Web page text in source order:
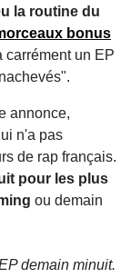
la routine du
bonus
carrément un EP
annonce,
n'a pas
de rap français.
pour les plus
ou demain
demain minuit.